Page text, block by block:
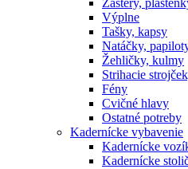
Zástery,
Výplne
Tašky, kapsy
Natáčky,
Žehličky, kulmy
Strihacie
Fény
Cvičné hlavy
Ostatné potreby
Kadernícke vybavenie
Kadernícke
Kadernícke